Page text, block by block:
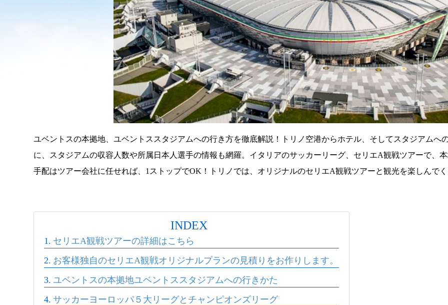
ユベントスの本拠地、ユベントススタジアムへの行き方を徹底解説！トリノ空港からホテル、そしてスタジアムへ
に、スタジアムの収容人数や所属日本人選手の情報も網羅。イタリアのサッカーリーグ、セリエA観戦ツアーで、
手配はツアー会社に任せれば、1ストップでOK！トリノでは、オリジナルのセリエA観戦ツアーと観光を楽しんで
INDEX
セリエA観戦ツアーの詳細はこちら
お客様独自のセリエA観戦オリジナルプランの見積りをお作りします。
ユベントスの本拠地ユベントススタジアムへの行きかた
サッカーヨーロッパ５大リーグとチャンピオンズリーグ